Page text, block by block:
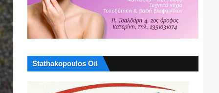
Stathakopoulos Oil